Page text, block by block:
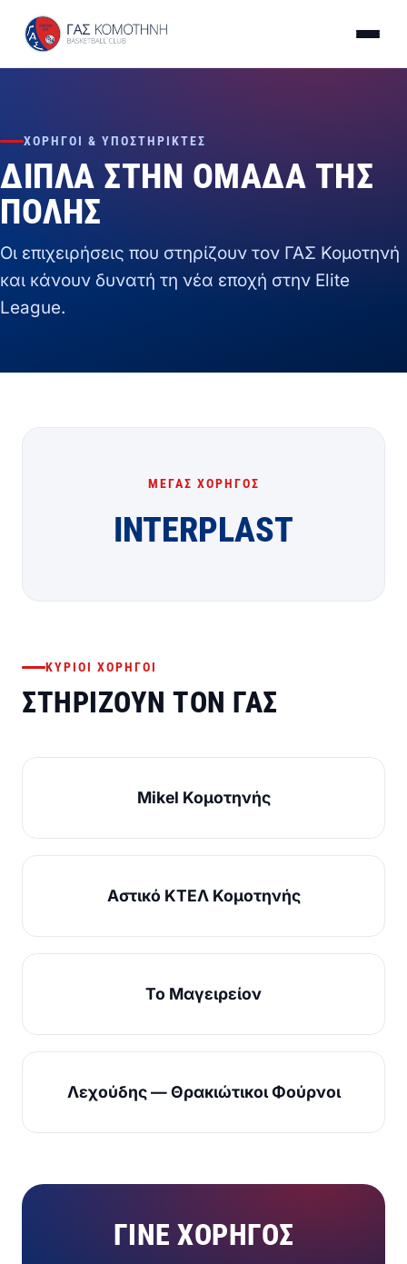
ΧΟΡΗΓΟΊ & ΥΠΟΣΤΗΡΙΚΤΈΣ
ΔΊΠΛΑ ΣΤΗΝ ΟΜΆΔΑ ΤΗΣ
ΠΌΛΗΣ
Οι επιχειρήσεις που στηρίζουν τον ΓΑΣ Κομοτηνή
και κάνουν δυνατή τη νέα εποχή στην Elite
League.
ΜΈΓΑΣ ΧΟΡΗΓΌΣ
INTERPLAST
ΚΎΡΙΟΙ ΧΟΡΗΓΟΊ
ΣΤΗΡΊΖΟΥΝ ΤΟΝ ΓΑΣ
Mikel Κομοτηνής
Αστικό ΚΤΕΛ Κομοτηνής
Το Μαγειρείον
Λεχούδης — Θρακιώτικοι Φούρνοι
ΓΊΝΕ ΧΟΡΗΓΌΣ